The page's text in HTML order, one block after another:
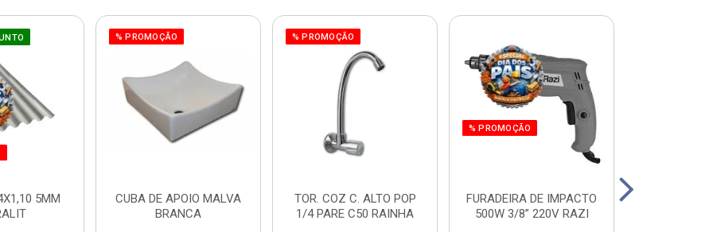
5MM
% PROMOÇÃO
CUBA DE APOIO MALVA
BRANCA
% PROMOÇÃO
TOR. COZ C. ALTO POP
1/4 PARE C50 RAINHA
% PROMOÇÃO
FURADEIRA DE IMPACTO
500W 3/8” 220V RAZI